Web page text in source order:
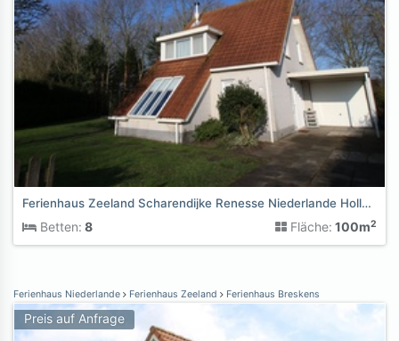
Ferienhaus Zeeland Scharendijke Renesse Niederlande Holland
Betten: 8 Fläche: 100m2
Ferienhaus Niederlande Ferienhaus Zeeland Ferienhaus Breskens
Preis auf Anfrage